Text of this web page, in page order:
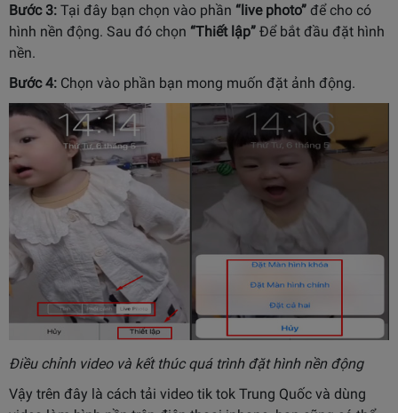
Bước 3: Tại đây bạn chọn vào phần “live photo” để cho có
hình nền động. Sau đó chọn “Thiết lập” Để bắt đầu đặt hình
nền.
Bước 4: Chọn vào phần bạn mong muốn đặt ảnh động.
Điều chỉnh video và kết thúc quá trình đặt hình nền động
Vậy trên đây là cách tải video tik tok Trung Quốc và dùng